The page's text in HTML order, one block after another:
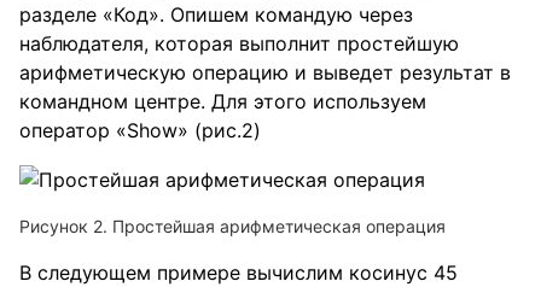
разделе «Код». Опишем командую через
наблюдателя, которая выполнит простейшую
арифметическую операцию и выведет результат в
командном центре. Для этого используем
оператор «Show» (рис.2)
Рисунок 2. Простейшая арифметическая операция
В следующем примере вычислим косинус 45